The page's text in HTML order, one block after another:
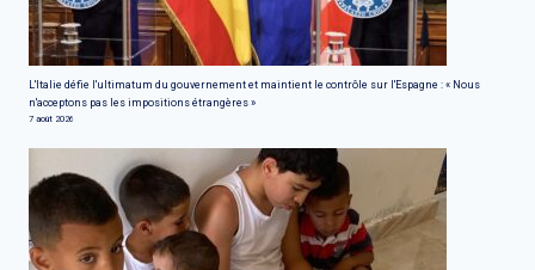
L'Italie défie l'ultimatum du gouvernement et maintient le contrôle sur l'Espagne : « Nous
n'acceptons pas les impositions étrangères »
7 août 2026